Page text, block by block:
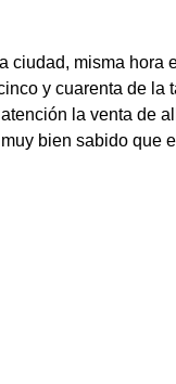
ciudad, misma hora
y cuarenta de la
la venta de
bien sabido que